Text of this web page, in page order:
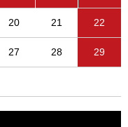
20 21 22
27 28 29